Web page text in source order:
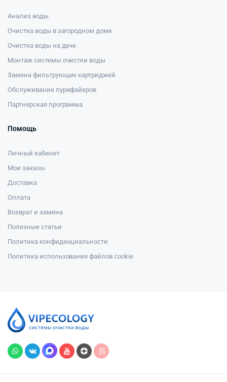
Анализ воды
Очистка воды в загородном доме
Очистка воды на даче
Монтаж системы очистки воды
Замена фильтрующих картриджей
Обслуживание пурифайеров
Партнерская программа
Помощь
Личный кабинет
Мои заказы
Доставка
Оплата
Возврат и замена
Полезные статьи
Политика конфиденциальности
Политика использования файлов cookie